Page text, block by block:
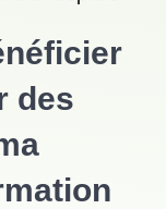
des